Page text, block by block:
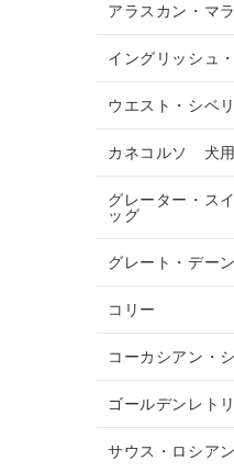
アラスカン・マ
イングリッシュ
ウエスト・シベ
カネコルソ 犬
グレーター・ス
ッグ
グレート・デーン
コリー
コーカシアン・
ゴールデンレト
サウス・ロシア